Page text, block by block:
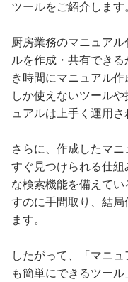
ツールをご紹介します
厨房業務のマニュア
ルを作成・共有でき
き時間にマニュアル
しか使えないツール
ュアルは上手く運用さ
さらに、作成したマ
すぐ見つけられる仕
な検索機能を備えて
すのに手間取り、結
ます。
したがって、「マニ
も簡単にできるツー